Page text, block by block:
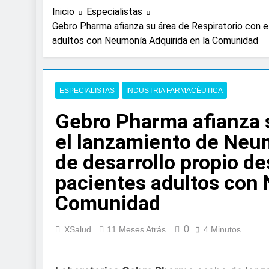
Expertos de
solo unos
2 Días Atrás
La presencia de
colorrectal
3 Días Atrás
ISDIN promueve
Minions
1 Semana Atrás
La fisioterapia
1 Semana Atrás
Aprobado el
libre
El Gobierno
2 Semanas Atrás
La fiebre del
Inicio
Especialistas
Gebro Pharma afianza su área de Respiratorio
adultos con Neumonía Adquirida en la Comunidad
ESPECIALISTAS INDUSTRIA FARMACÉUTICA
Gebro Pharma
el lanzamiento de
de desarrollo propio
pacientes adultos con
Comunidad
XSalud 11 Meses Atrás 0 4 Minutos